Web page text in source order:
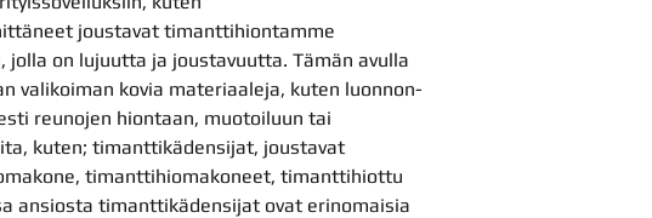
joustavat timanttihiontamme
on lujuutta ja joustavuutta. Tämän avulla
valikoiman kovia materiaaleja, kuten luonnon-
reunojen hiontaan, muotoiluun tai
kuten; timanttikädensijat, joustavat
timanttihiomakoneet, timanttihiottu
ansiosta timanttikädensijat ovat erinomaisia